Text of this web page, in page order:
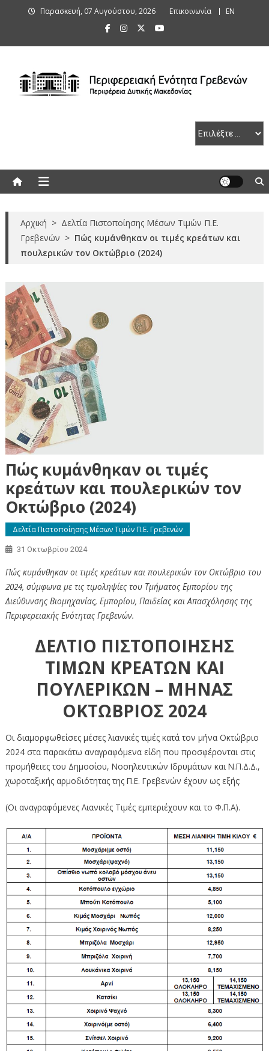
Παρασκευή, 07 Αυγούστου, 2026 Επικοινωνία ΕΝ
Αρχική > Δελτία Πιστοποίησης Μέσων Τιμών Π.Ε.
Γρεβενών > Πώς κυμάνθηκαν οι τιμές κρεάτων και
πουλερικών τον Οκτώβριο (2024)
Πώς κυμάνθηκαν οι τιμές
κρεάτων και πουλερικών τον
Οκτώβριο (2024)
Δελτία Πιστοποίησης Μέσων Τιμών Π.Ε. Γρεβενών
31 Οκτωβρίου 2024
Πώς κυμάνθηκαν οι τιμές κρεάτων και πουλερικών τον Οκτώβριο του
2024, σύμφωνα με τις τιμοληψίες του Τμήματος Εμπορίου της
Διεύθυνσης Βιομηχανίας, Εμπορίου, Παιδείας και Απασχόλησης της
Περιφερειακής Ενότητας Γρεβενών.
ΔΕΛΤΙΟ ΠΙΣΤΟΠΟΙΗΣΗΣ
ΤΙΜΩΝ ΚΡΕΑΤΩΝ ΚΑΙ
ΠΟΥΛΕΡΙΚΩΝ – ΜΗΝΑΣ
ΟΚΤΩΒΡΙΟΣ 2024
Οι διαμορφωθείσες μέσες λιανικές τιμές κατά τον μήνα Οκτώβριο
2024 στα παρακάτω αναγραφόμενα είδη που προσφέρονται στις
προμήθειες του Δημοσίου, Νοσηλευτικών Ιδρυμάτων και Ν.Π.Δ.Δ.,
χωροταξικής αρμοδιότητας της Π.Ε. Γρεβενών έχουν ως εξής:
(Οι αναγραφόμενες Λιανικές Τιμές εμπεριέχουν και το Φ.Π.Α).